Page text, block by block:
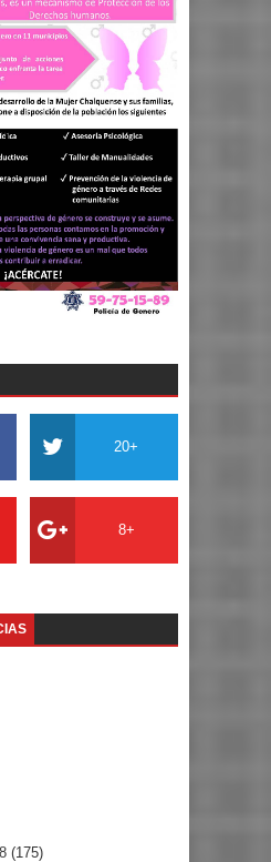
20+
8+
(175)